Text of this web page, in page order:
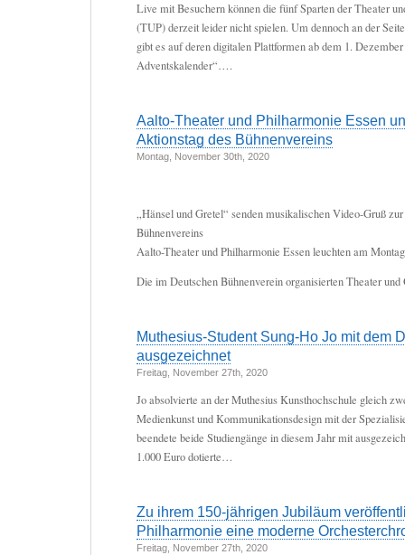
Live mit Besuchern können die fünf Sparten der Theater
(TUP) derzeit leider nicht spielen. Um dennoch an der
gibt es auf deren digitalen Plattformen ab dem 1.
Adventskalender“….
Aalto-Theater und Philharmonie Essen
Aktionstag des Bühnenvereins
Montag, November 30th, 2020
„Hänsel und Gretel“ senden musikalischen Video-Gruß
Bühnenvereins
Aalto-Theater und Philharmonie Essen leuchten am
Die im Deutschen Bühnenverein organisierten Theater
Muthesius-Student Sung-Ho Jo mit dem
ausgezeichnet
Freitag, November 27th, 2020
Jo absolvierte an der Muthesius Kunsthochschule gleich
Medienkunst und Kommunikationsdesign mit der
beendete beide Studiengänge in diesem Jahr mit
1.000 Euro dotierte…
Zu ihrem 150-jährigen Jubiläum
Philharmonie eine moderne
Freitag, November 27th, 2020